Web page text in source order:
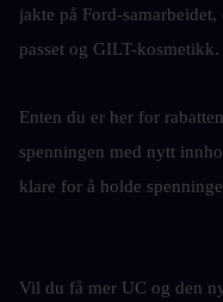
jakte på Ford-
passet og GILT-kosmetikk.
Enten du er her for
spenningen med nytt
klare for å holde
Vil du få mer UC og den